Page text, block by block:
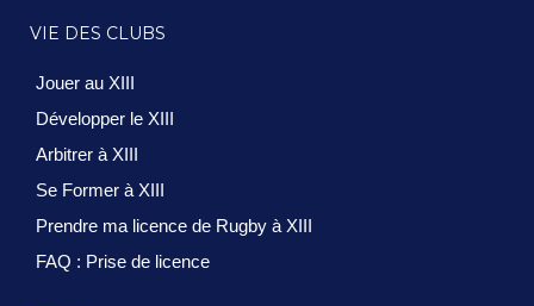
VIE DES CLUBS
Jouer au XIII
Développer le XIII
Arbitrer à XIII
Se Former à XIII
Prendre ma licence de Rugby à XIII
FAQ : Prise de licence